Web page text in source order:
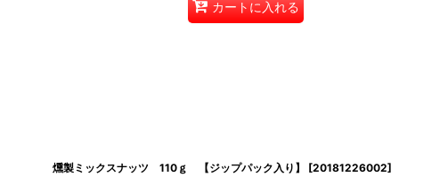
カートに入れる
燻製ミックスナッツ 110ｇ 【ジップパック入り】 [20181226002]